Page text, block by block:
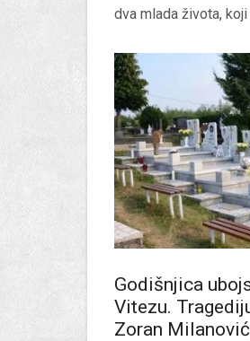
dva mlada života,
Godišnjica
Vitezu.
Zoran Milanović